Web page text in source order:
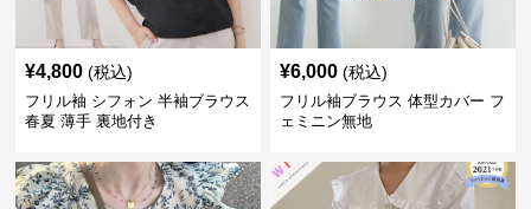
¥4,800 (税込)
フリル袖 シフォン 半袖ブラウス
春夏 薄手 裏地付き
¥6,000 (税込)
フリル袖ブラウス 体型カバー フ
ェミニン無地